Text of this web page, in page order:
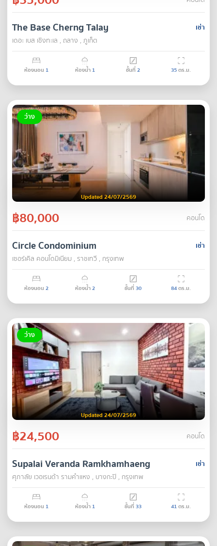
เช่า
The Base Cherng Talay
เดอะ เบส เชิงทะเล , ถลาง , ภูเก็ต
ห้องนอน 1 ห้องน้ำ 1 ชั้นที่2 35ตร.ม.
ว่าง
Updated 24/07/2569
฿80,000 คอนโด
เช่า
Circle Condominium
เซอร์เคิล คอนโดมิเนียม , ราชเทวี , กรุงเทพ
ห้องนอน 2 ห้องน้ำ2 ชั้นที่30 84ตร.ม.
ว่าง
Updated 24/07/2569
฿24,500 คอนโด
เช่า
Supalai Veranda Ramkhamhaeng
ศุภาลัย เวอเรนด้า รามคำแหง , บางกะปิ , กรุงเทพ
ห้องนอน 1 ห้องน้ำ 1 ชั้นที่33 41ตร.ม.